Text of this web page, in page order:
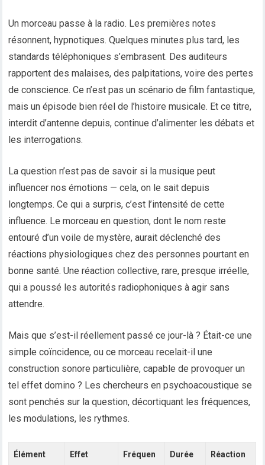
Un morceau passe à la radio. Les premières notes
résonnent, hypnotiques. Quelques minutes plus tard, les
standards téléphoniques s’embrasent. Des auditeurs
rapportent des malaises, des palpitations, voire des pertes
de conscience. Ce n’est pas un scénario de film fantastique,
mais un épisode bien réel de l’histoire musicale. Et ce titre,
interdit d’antenne depuis, continue d’alimenter les débats et
les interrogations.
La question n’est pas de savoir si la musique peut
influencer nos émotions — cela, on le sait depuis
longtemps. Ce qui a surpris, c’est l’intensité de cette
influence. Le morceau en question, dont le nom reste
entouré d’un voile de mystère, aurait déclenché des
réactions physiologiques chez des personnes pourtant en
bonne santé. Une réaction collective, rare, presque irréelle,
qui a poussé les autorités radiophoniques à agir sans
attendre.
Mais que s’est-il réellement passé ce jour-là ? Était-ce une
simple coïncidence, ou ce morceau recelait-il une
construction sonore particulière, capable de provoquer un
tel effet domino ? Les chercheurs en psychoacoustique se
sont penchés sur la question, décortiquant les fréquences,
les modulations, les rythmes.
Élément
Effet
Fréquen
Durée
Réaction